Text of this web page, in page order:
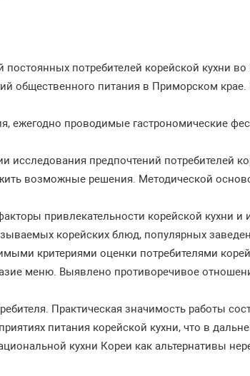
потребителей корейской кухни
общественного питания в Приморском крае.
ежегодно проводимые гастрономические
исследования предпочтений потребителей
возможные решения. Методической
привлекательности корейской кухни и
корейских блюд, популярных
критериями оценки потребителями
меню. Выявлено противоречивое
Практическая значимость работы
питания корейской кухни, что в
кухни Кореи как альтернативы